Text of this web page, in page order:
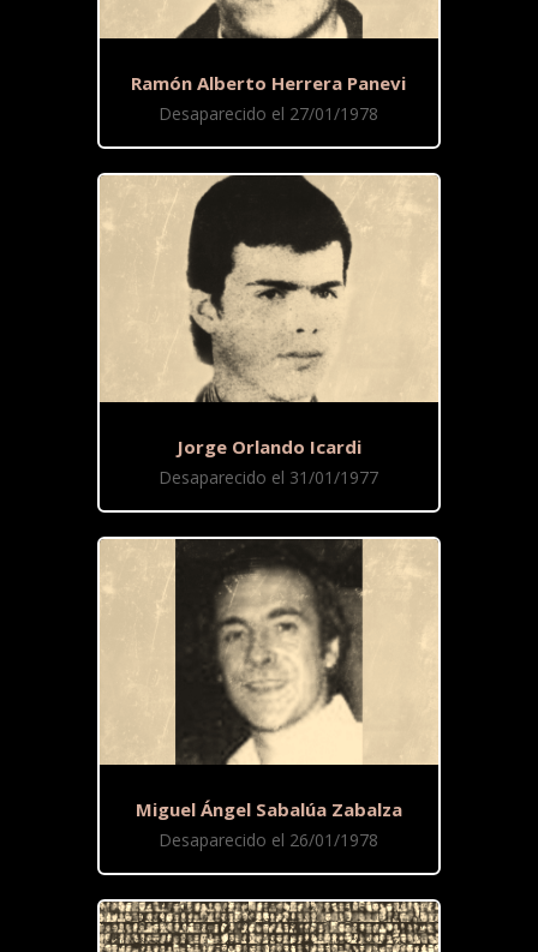
Ramón Alberto Herrera Panevi
Desaparecido el 27/01/1978
Jorge Orlando Icardi
Desaparecido el 31/01/1977
Miguel Ángel Sabalúa Zabalza
Desaparecido el 26/01/1978